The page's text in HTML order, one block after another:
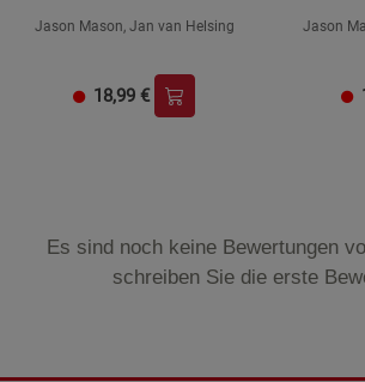
Jason Mason, Jan van Helsing
18,99 €
Jason
Es sind noch keine Bewertungen
schreiben Sie die erste